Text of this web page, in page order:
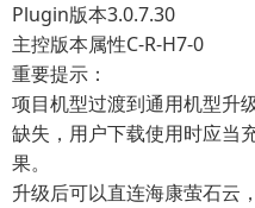
Plugin版本3.0.7.30
主控版本属性C-R-H7-0
重要提示：
项目机型过渡到通用机型升
缺失，用户下载使用时应当
果。
升级后可以直连海康萤石云